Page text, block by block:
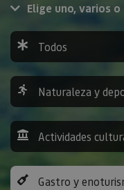
Elige uno, varios
Todos
Naturaleza y
Actividades
Gastro y